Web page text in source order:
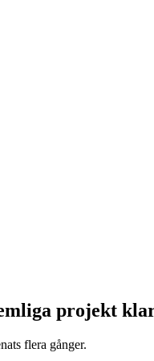
projekt
flera gånger.